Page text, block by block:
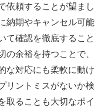
依頼することが望まし
納期やキャンセル可能
て確認を徹底すること
余裕を持つことで、
な対応にも柔軟に動け
リントミスがないか検
取ることも大切なポイ